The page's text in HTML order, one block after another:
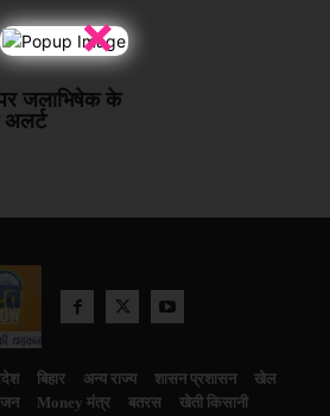
×
पर जलाभिषेक के
अलर्ट
बिहार अन्य राज्य शासन प्रशासन
खेल
Money मंत्र बतरस
खेती किसानी